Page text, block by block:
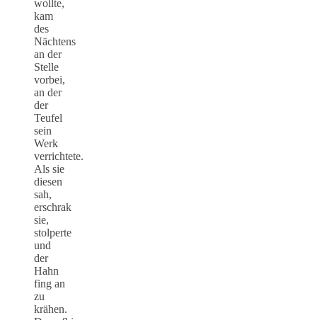
wollte,
kam
des
Nächtens
an der
Stelle
vorbei,
an der
der
Teufel
sein
Werk
verrichtete.
Als sie
diesen
sah,
erschrak
sie,
stolperte
und
der
Hahn
fing an
zu
krähen.